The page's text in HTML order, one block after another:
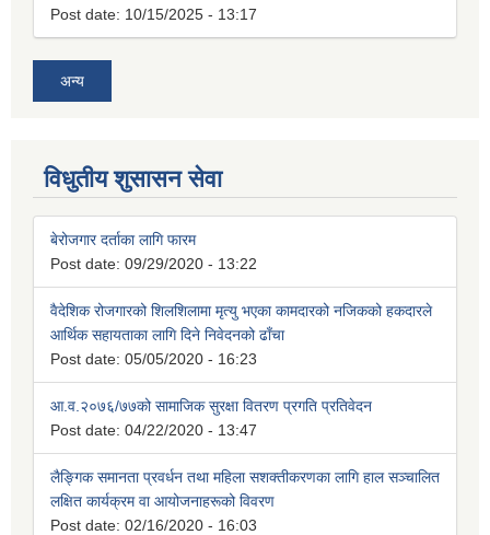
Post date: 10/15/2025 - 13:17
अन्य
विधुतीय शुसासन सेवा
बेरोजगार दर्ताका लागि फारम
Post date: 09/29/2020 - 13:22
वैदेशिक रोजगारको शिलशिलामा मृत्यु भएका कामदारको नजिकको हकदारले
आर्थिक सहायताका लागि दिने निवेदनको ढाँचा
Post date: 05/05/2020 - 16:23
आ.व.२०७६/७७को सामाजिक सुरक्षा वितरण प्रगति प्रतिवेदन
Post date: 04/22/2020 - 13:47
लैङ्गिक समानता प्रवर्धन तथा महिला सशक्तीकरणका लागि हाल सञ्चालित
लक्षित कार्यक्रम वा आयोजनाहरूको विवरण
Post date: 02/16/2020 - 16:03